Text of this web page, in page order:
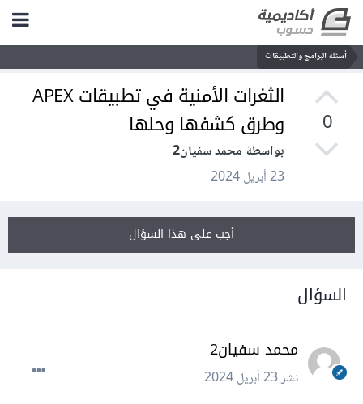
أسئلة البرامج والتطبيقات
0
الثغرات الأمنية في تطبيقات APEX
وطرق كشفها وحلها
بواسطة محمد سفيان2
23 أبريل 2024
أجب على هذا السؤال
السؤال
محمد سفيان2
نشر23 أبريل 2024